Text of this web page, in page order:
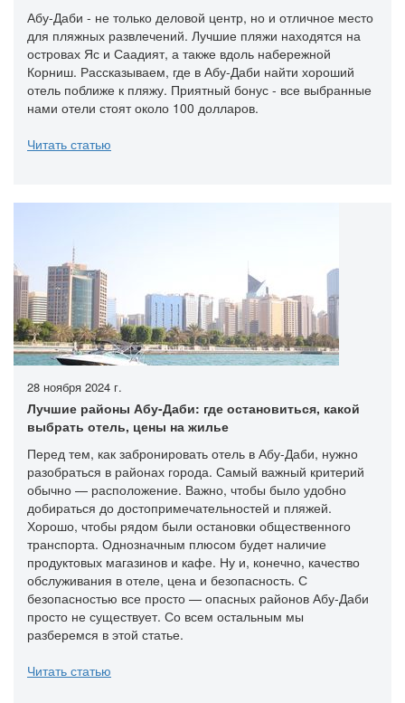
Абу-Даби - не только деловой центр, но и отличное место
для пляжных развлечений. Лучшие пляжи находятся на
островах Яс и Саадият, а также вдоль набережной
Корниш. Рассказываем, где в Абу-Даби найти хороший
отель поближе к пляжу. Приятный бонус - все выбранные
нами отели стоят около 100 долларов.
Читать статью
28 ноября 2024 г.
Лучшие районы Абу-Даби: где остановиться, какой
выбрать отель, цены на жилье
Перед тем, как забронировать отель в Абу-Даби, нужно
разобраться в районах города. Самый важный критерий
обычно — расположение. Важно, чтобы было удобно
добираться до достопримечательностей и пляжей.
Хорошо, чтобы рядом были остановки общественного
транспорта. Однозначным плюсом будет наличие
продуктовых магазинов и кафе. Ну и, конечно, качество
обслуживания в отеле, цена и безопасность. С
безопасностью все просто — опасных районов Абу-Даби
просто не существует. Со всем остальным мы
разберемся в этой статье.
Читать статью